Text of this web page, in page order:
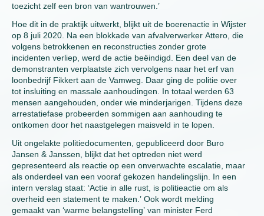
toezicht zelf een bron van wantrouwen.’
Hoe dit in de praktijk uitwerkt, blijkt uit de boerenactie in Wijster
op 8 juli 2020. Na een blokkade van afvalverwerker Attero, die
volgens betrokkenen en reconstructies zonder grote
incidenten verliep, werd de actie beëindigd. Een deel van de
demonstranten verplaatste zich vervolgens naar het erf van
loonbedrijf Fikkert aan de Vamweg. Daar ging de politie over
tot insluiting en massale aanhoudingen. In totaal werden 63
mensen aangehouden, onder wie minderjarigen. Tijdens deze
arrestatiefase probeerden sommigen aan aanhouding te
ontkomen door het naastgelegen maisveld in te lopen.
Uit ongelakte politiedocumenten, gepubliceerd door Buro
Jansen & Janssen, blijkt dat het optreden niet werd
gepresenteerd als reactie op een onverwachte escalatie, maar
als onderdeel van een vooraf gekozen handelingslijn. In een
intern verslag staat: ‘Actie in alle rust, is politieactie om als
overheid een statement te maken.’ Ook wordt melding
gemaakt van ‘warme belangstelling’ van minister Ferd